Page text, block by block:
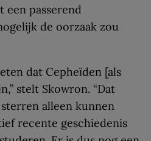
passerend
de oorzaak zou
dat Cepheïden [als
stelt Skowron. “Dat
alleen kunnen
recente geschiedenis